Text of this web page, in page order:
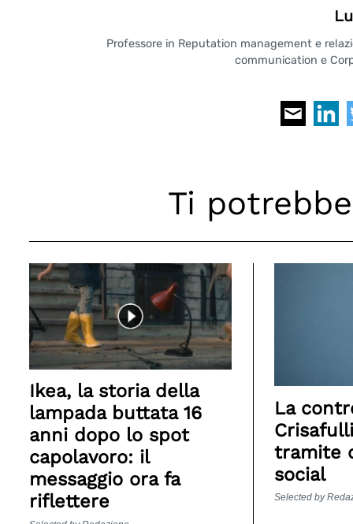
Professore in Reputation management e
communication e
Ti
Ikea, la storia della
lampada buttata 16
anni dopo lo spot
capolavoro: il
messaggio ora fa
riflettere
La
tramite
social
Selected by
Search
for: